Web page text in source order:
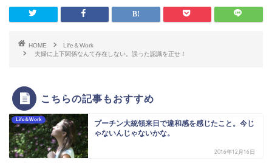
HOME
Life＆Work
夫婦に上下関係なんて存在しない。誤った認識を正せ！
こちらの記事もおすすめ
Life＆Work
プーチン大統領来日で違和感を感じたこと。今じ
ゃないんじゃないかな。
2016年12月16日